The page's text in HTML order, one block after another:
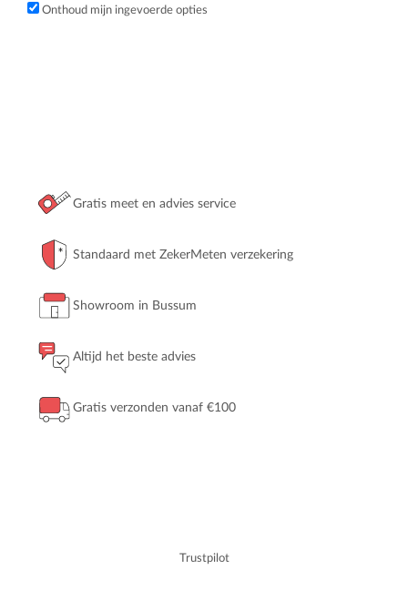
Onthoud mijn ingevoerde opties
Gratis meet en advies service
Standaard met ZekerMeten verzekering
Showroom in Bussum
Altijd het beste advies
Gratis verzonden vanaf €100
Trustpilot